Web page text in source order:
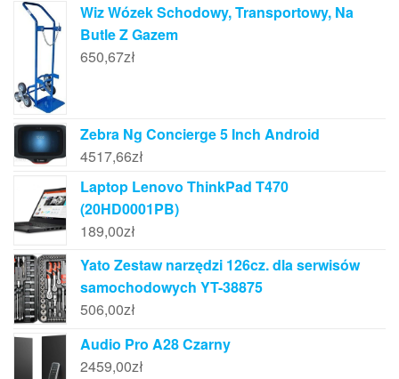
Wiz Wózek Schodowy, Transportowy, Na
Butle Z Gazem
650,67zł
Zebra Ng Concierge 5 Inch Android
4517,66zł
Laptop Lenovo ThinkPad T470
(20HD0001PB)
189,00zł
Yato Zestaw narzędzi 126cz. dla serwisów
samochodowych YT-38875
506,00zł
Audio Pro A28 Czarny
2459,00zł